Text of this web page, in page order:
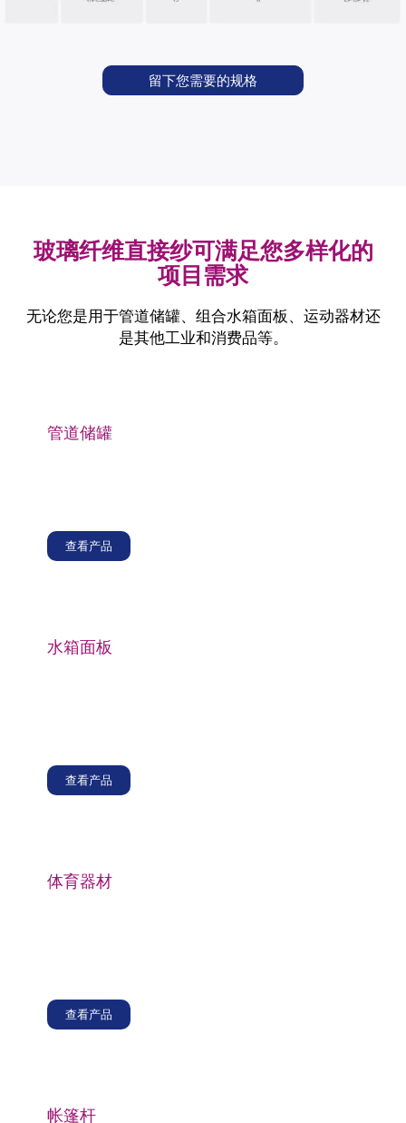
留下您需要的规格
玻璃纤维直接纱可满足您多样化的
项目需求
无论您是用于管道储罐、组合水箱面板、运动器材还
是其他工业和消费品等。
管道储罐
查看产品
水箱面板
查看产品
体育器材
查看产品
帐篷杆